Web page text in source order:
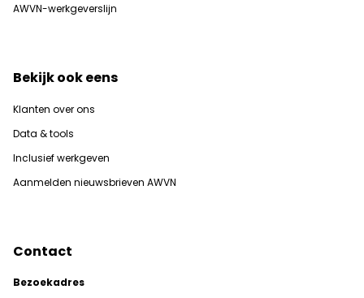
AWVN-werkgeverslijn
Bekijk ook eens
Klanten over ons
Data & tools
Inclusief werkgeven
Aanmelden nieuwsbrieven AWVN
Contact
Bezoekadres